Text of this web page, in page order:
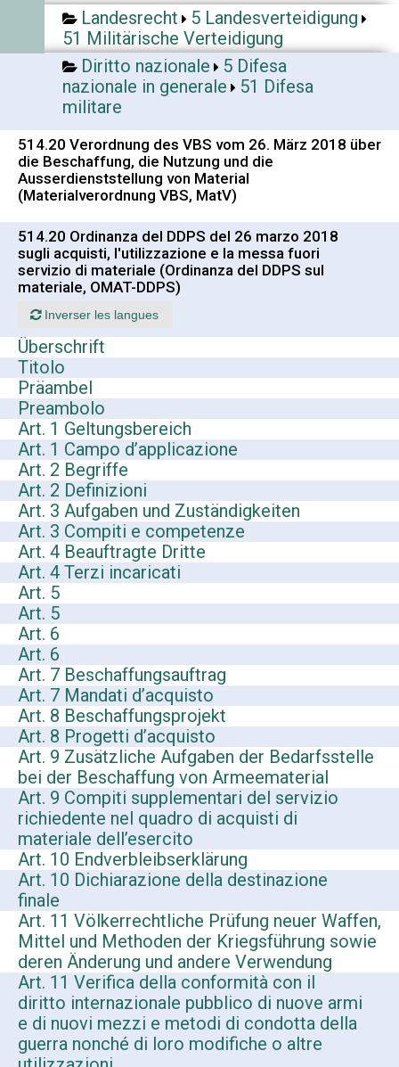
Landesrecht
5 Landesverteidigung
51 Militärische Verteidigung
Diritto nazionale
5 Difesa
nazionale in generale
51 Difesa
militare
514.20 Verordnung des VBS vom 26. März 2018 über
die Beschaffung, die Nutzung und die
Ausserdienststellung von Material
(Materialverordnung VBS, MatV)
514.20 Ordinanza del DDPS del 26 marzo 2018
sugli acquisti, l'utilizzazione e la messa fuori
servizio di materiale (Ordinanza del DDPS sul
materiale, OMAT-DDPS)
Inverser les langues
Überschrift
Titolo
Präambel
Preambolo
Art. 1 Geltungsbereich
Art. 1 Campo d’applicazione
Art. 2 Begriffe
Art. 2 Definizioni
Art. 3 Aufgaben und Zuständigkeiten
Art. 3 Compiti e competenze
Art. 4 Beauftragte Dritte
Art. 4 Terzi incaricati
Art. 5
Art. 5
Art. 6
Art. 6
Art. 7 Beschaffungsauftrag
Art. 7 Mandati d’acquisto
Art. 8 Beschaffungsprojekt
Art. 8 Progetti d’acquisto
Art. 9 Zusätzliche Aufgaben der Bedarfsstelle
bei der Beschaffung von Armeematerial
Art. 9 Compiti supplementari del servizio
richiedente nel quadro di acquisti di
materiale dell’esercito
Art. 10 Endverbleibserklärung
Art. 10 Dichiarazione della destinazione
finale
Art. 11 Völkerrechtliche Prüfung neuer Waffen,
Mittel und Methoden der Kriegsführung sowie
deren Änderung und andere Verwendung
Art. 11 Verifica della conformità con il
diritto internazionale pubblico di nuove armi
e di nuovi mezzi e metodi di condotta della
guerra nonché di loro modifiche o altre